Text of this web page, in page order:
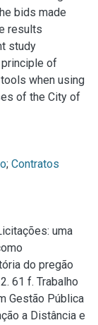
bids made
results
study
of
when using
of the City of
; Contratos
uma
do pregão
61 f. Trabalho
Gestão Pública
a Distância e